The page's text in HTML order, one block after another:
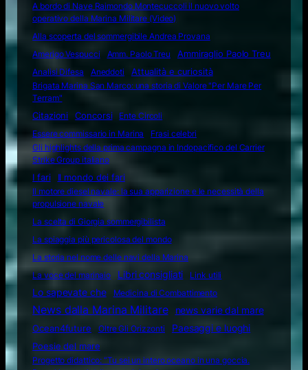
A bordo di Nave Raimondo Montecuccoli il nuovo volto
operativo della Marina Militare (Video)
Alla scoperta del sommergibile Andrea Provana
Amerigo Vespucci
Amm. Paolo Treu
Ammiraglio Paolo Treu
Analisi Difesa
Aneddoti Attualità e curiosità
Brigata Marina San Marco: una storia di Valore "Per Mare Per
Terram"
Citazioni
Concorsi
Ente Circoli
Essere commissario in Marina
Frasi celebri
Gli highlights della prima campagna in Indopacifico del Carrier
Strike Group italiano
I fari
Il mondo dei fari
Il motore diesel navale: la sua apparizione e le necessità della
propulsione navale
La scelta di Giorgia sommergibilista
La spiaggia più pericolosa del mondo
La storia nel nome delle navi della Marina
La voce del marinaio
Libri consigliati Link utili
Lo sapevate che Medicina di Combattimento
News dalla Marina Militare
news varie dal mare
Ocean4future
Oltre Gli Orizzonti
Paesaggi e luoghi
Poesie del mare
Progetto didattico: “Tu sei un intero oceano in una goccia.